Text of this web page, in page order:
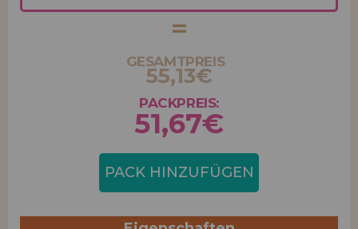
GESAMTPREIS
55,13€
PACKPREIS:
51,67€
PACK HINZUFÜGEN